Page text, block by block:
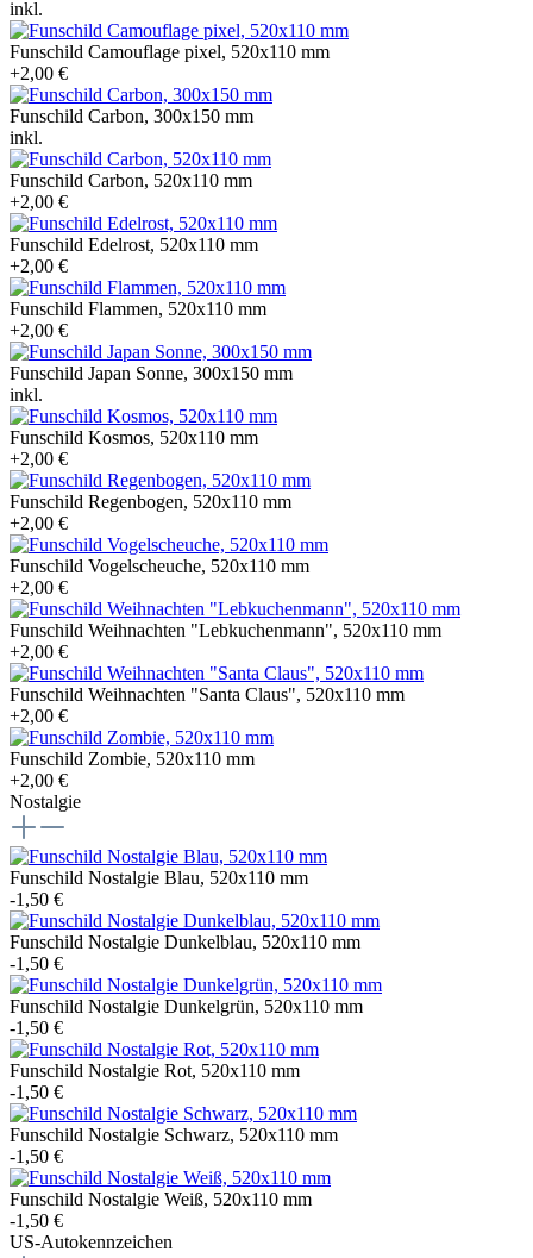
inkl.
Funschild Camouflage pixel, 520x110 mm
+2,00 €
Funschild Carbon, 300x150 mm
inkl.
Funschild Carbon, 520x110 mm
+2,00 €
Funschild Edelrost, 520x110 mm
+2,00 €
Funschild Flammen, 520x110 mm
+2,00 €
Funschild Japan Sonne, 300x150 mm
inkl.
Funschild Kosmos, 520x110 mm
+2,00 €
Funschild Regenbogen, 520x110 mm
+2,00 €
Funschild Vogelscheuche, 520x110 mm
+2,00 €
Funschild Weihnachten "Lebkuchenmann", 520x110 mm
+2,00 €
Funschild Weihnachten "Santa Claus", 520x110 mm
+2,00 €
Funschild Zombie, 520x110 mm
+2,00 €
Nostalgie
Funschild Nostalgie Blau, 520x110 mm
-1,50 €
Funschild Nostalgie Dunkelblau, 520x110 mm
-1,50 €
Funschild Nostalgie Dunkelgrün, 520x110 mm
-1,50 €
Funschild Nostalgie Rot, 520x110 mm
-1,50 €
Funschild Nostalgie Schwarz, 520x110 mm
-1,50 €
Funschild Nostalgie Weiß, 520x110 mm
-1,50 €
US-Autokennzeichen